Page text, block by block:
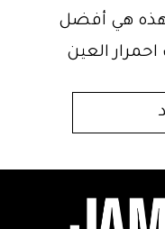
هذه هي أفضل
العين